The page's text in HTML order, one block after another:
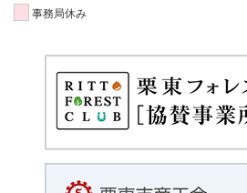
事務局休み